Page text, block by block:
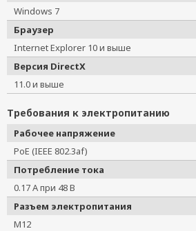
Windows 7
Браузер
Internet Explorer 10 и выше
Версия DirectX
11.0 и выше
Требования к электропитанию
Рабочее напряжение
PoE (IEEE 802.3af)
Потребление тока
0.17 А при 48 В
Разъем электропитания
M12